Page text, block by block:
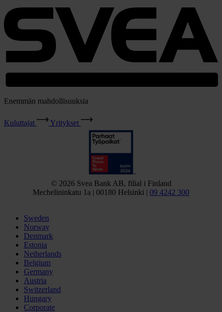
Enemmän mahdollisuuksia
Kuluttajat Yritykset
© 2026 Svea Bank AB, filial i Finland
Mechelininkatu 1a | 00180 Helsinki | 09 4242 300
Sweden
Norway
Denmark
Estonia
Netherlands
Belgium
Germany
Austria
Switzerland
Hungary
Corporate